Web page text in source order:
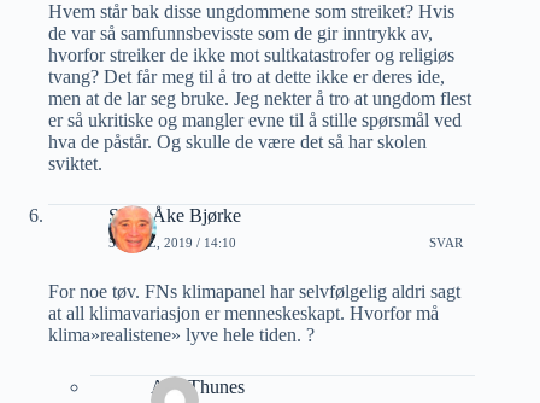
Hvem står bak disse ungdommene som streiket? Hvis
de var så samfunnsbevisste som de gir inntrykk av,
hvorfor streiker de ikke mot sultkatastrofer og religiøs
tvang? Det får meg til å tro at dette ikke er deres ide,
men at de lar seg bruke. Jeg nekter å tro at ungdom flest
er så ukritiske og mangler evne til å stille spørsmål ved
hva de påstår. Og skulle de være det så har skolen
sviktet.
Sven Åke Bjørke
5 APRIL, 2019 / 14:10 SVAR
For noe tøv. FNs klimapanel har selvfølgelig aldri sagt
at all klimavariasjon er menneskeskapt. Hvorfor må
klima»realistene» lyve hele tiden. ?
Atle Thunes